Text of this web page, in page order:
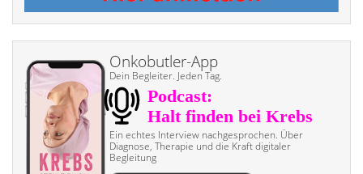
Onkobutler-App
Dein Begleiter. Jeden Tag.
Ein echtes Interview nach­gesprochen. Über
Diagnose, Therapie und die Kraft digitaler
Begleitung